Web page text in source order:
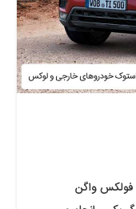
فولکس واگن